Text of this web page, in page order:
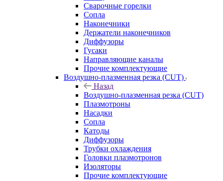
Сварочные горелки
Сопла
Наконечники
Держатели наконечников
Диффузоры
Гусаки
Направляющие каналы
Прочие комплектующие
Воздушно-плазменная резка (CUT)
Назад
Воздушно-плазменная резка (CUT)
Плазмотроны
Насадки
Сопла
Катоды
Диффузоры
Трубки охлаждения
Головки плазмотронов
Изоляторы
Прочие комплектующие